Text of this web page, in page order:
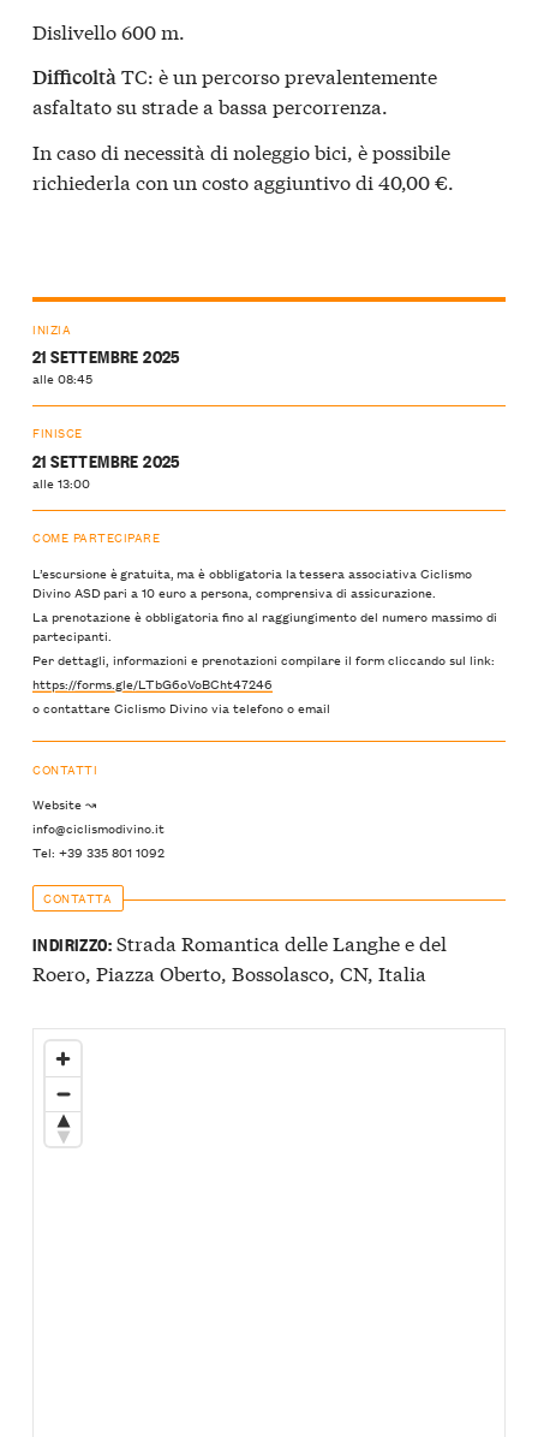
Dislivello 600 m.
DifficoltàTC: è un percorso prevalentemente
asfaltato su strade a bassa percorrenza.
In caso di necessità di noleggio bici, è possibile
richiederla con un costo aggiuntivo di 40,00 €.
INIZIA
21 SETTEMBRE 2025
alle 08:45
FINISCE
21 SETTEMBRE 2025
alle 13:00
COME PARTECIPARE
L’escursione è gratuita, ma è obbligatoria la tessera associativa Ciclismo
Divino ASD pari a 10 euro a persona, comprensiva di assicurazione.
La prenotazione è obbligatoria fino al raggiungimento del numero massimo di
partecipanti.
Per dettagli, informazioni e prenotazioni compilare il form cliccando sul link:
https://forms.gle/LTbG6oVoBCht47246
o contattare Ciclismo Divino via telefono o email
CONTATTI
Website ↝
info@ciclismodivino.it
Tel: +39 335 801 1092
CONTATTA
INDIRIZZO:Strada Romantica delle Langhe e del
Roero, Piazza Oberto, Bossolasco, CN, Italia